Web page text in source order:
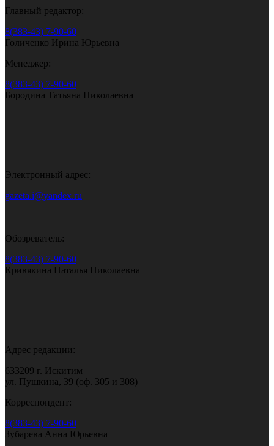
Главный редактор:
8(383-43) 7-90-60
Голиченко Ирина Юрьевна
Менеджер:
8(383-43) 7-90-60
Бородина Татьяна Николаевна
Электронный адрес:
gazeta.i@yandex.ru
Обозреватель:
8(383-43) 7-90-60
Кривякина Наталья Николаевна
Адрес редакции:
633209 г. Искитим
ул. Пушкина, 39 (оф. 305 и 308)
Корреспондент:
8(383-43) 7-90-60
Зубарева Анна Юрьевна